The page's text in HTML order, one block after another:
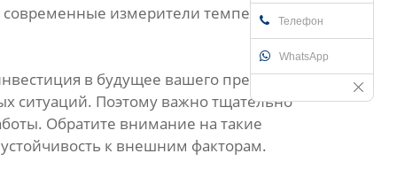
Телефон
WhatsApp
измерители температуры, –
в будущее вашего предприятия.
ситуаций. Поэтому важно тщательно
Обратите внимание на такие
к внешним факторам.